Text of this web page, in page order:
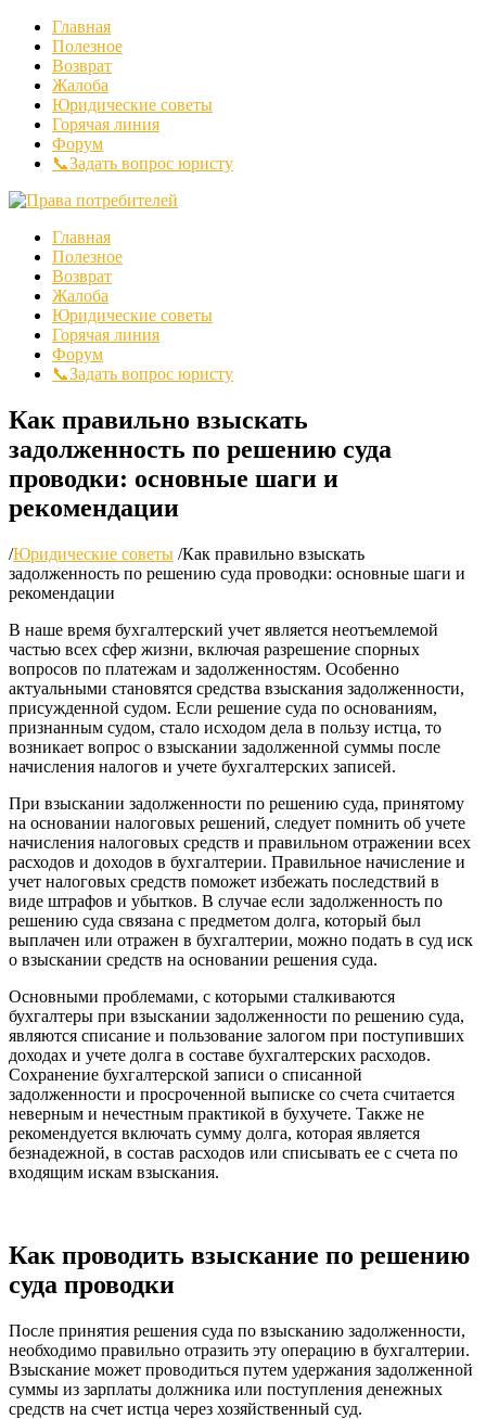
Главная
Полезное
Возврат
Жалоба
Юридические советы
Горячая линия
Форум
📞Задать вопрос юристу
Главная
Полезное
Возврат
Жалоба
Юридические советы
Горячая линия
Форум
📞Задать вопрос юристу
Как правильно взыскать
задолженность по решению суда
проводки: основные шаги и
рекомендации
/Юридические советы /Как правильно взыскать
задолженность по решению суда проводки: основные шаги и
рекомендации
В наше время бухгалтерский учет является неотъемлемой
частью всех сфер жизни, включая разрешение спорных
вопросов по платежам и задолженностям. Особенно
актуальными становятся средства взыскания задолженности,
присужденной судом. Если решение суда по основаниям,
признанным судом, стало исходом дела в пользу истца, то
возникает вопрос о взыскании задолженной суммы после
начисления налогов и учете бухгалтерских записей.
При взыскании задолженности по решению суда, принятому
на основании налоговых решений, следует помнить об учете
начисления налоговых средств и правильном отражении всех
расходов и доходов в бухгалтерии. Правильное начисление и
учет налоговых средств поможет избежать последствий в
виде штрафов и убытков. В случае если задолженность по
решению суда связана с предметом долга, который был
выплачен или отражен в бухгалтерии, можно подать в суд иск
о взыскании средств на основании решения суда.
Основными проблемами, с которыми сталкиваются
бухгалтеры при взыскании задолженности по решению суда,
являются списание и пользование залогом при поступивших
доходах и учете долга в составе бухгалтерских расходов.
Сохранение бухгалтерской записи о списанной
задолженности и просроченной выписке со счета считается
неверным и нечестным практикой в бухучете. Также не
рекомендуется включать сумму долга, которая является
безнадежной, в состав расходов или списывать ее с счета по
входящим искам взыскания.
Как проводить взыскание по решению
суда проводки
После принятия решения суда по взысканию задолженности,
необходимо правильно отразить эту операцию в бухгалтерии.
Взыскание может проводиться путем удержания задолженной
суммы из зарплаты должника или поступления денежных
средств на счет истца через хозяйственный суд.